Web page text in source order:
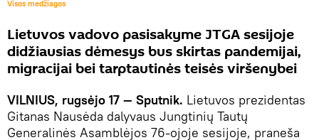
Visos medžiagos
Lietuvos vadovo pasisakyme JTGA sesijoje
didžiausias dėmesys bus skirtas pandemijai,
migracijai bei tarptautinės teisės viršenybei
VILNIUS, rugsėjo 17 — Sputnik. Lietuvos prezidentas
Gitanas Nausėda dalyvaus Jungtinių Tautų
Generalinės Asamblėjos 76-ojoje sesijoje, praneša